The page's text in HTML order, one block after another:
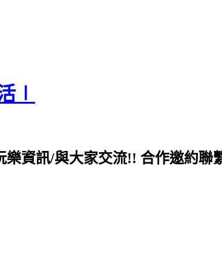
∣
資訊/與大家交流!! 合作邀約聯